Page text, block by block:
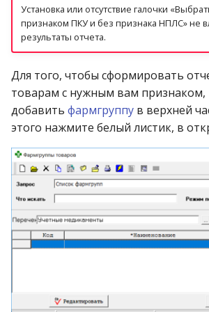
Установка или отсутствие галочки
признаком ПКУ и без признака НПЛС» не
результаты отчета.
Для того, чтобы сформировать
товарам с нужным вам признаком,
добавить фармгруппу в верхней
этого нажмите белый листик, в